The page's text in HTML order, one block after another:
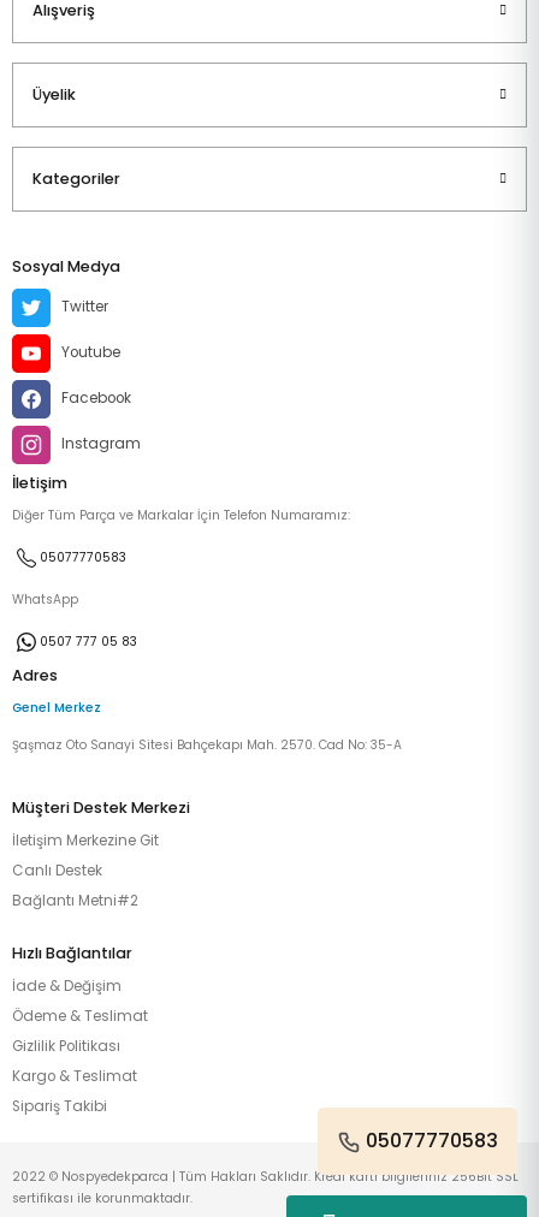
Alışveriş
Üyelik
Kategoriler
Sosyal Medya
Twitter
Youtube
Facebook
Instagram
İletişim
Diğer Tüm Parça ve Markalar İçin Telefon Numaramız:
05077770583
WhatsApp
0507 777 05 83
Adres
Genel Merkez
Şaşmaz Oto Sanayi Sitesi Bahçekapı Mah. 2570. Cad No: 35-A
Müşteri Destek Merkezi
İletişim Merkezine Git
Canlı Destek
Bağlantı Metni#2
Hızlı Bağlantılar
İade & Değişim
Ödeme & Teslimat
Gizlilik Politikası
Kargo & Teslimat
Sipariş Takibi
05077770583
2022 © Nospyedekparca | Tüm Hakları Saklıdır. Kredi kartı bilgileriniz 256Bit SSL
sertifikası ile korunmaktadır.